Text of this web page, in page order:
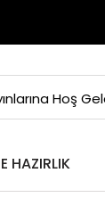
HAZIRLIK